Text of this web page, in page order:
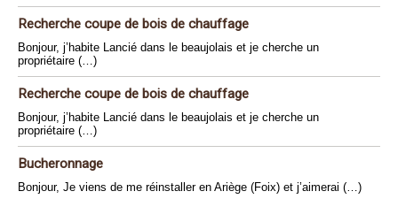
Recherche coupe de bois de chauffage
Bonjour, j’habite Lancié dans le beaujolais et je cherche un
propriétaire (…)
Recherche coupe de bois de chauffage
Bonjour, j’habite Lancié dans le beaujolais et je cherche un
propriétaire (…)
Bucheronnage
Bonjour, Je viens de me réinstaller en Ariège (Foix) et j’aimerai (…)